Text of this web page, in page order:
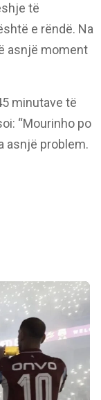
të
e rëndë. Na
asnjë moment
minutave të
“Mourinho po
asnjë problem.